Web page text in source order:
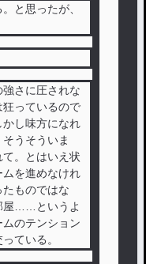
と思ったが、
さに圧されな
っているので
し味方になれ
うそういま
。とはいえ状
を進めなけれ
ものではな
屋……というよ
のテンション
ている。